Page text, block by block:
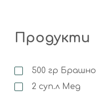
Продукти
500 гр Брашно
2 суп.л Мед